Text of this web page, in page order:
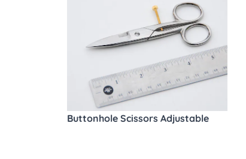
Buttonhole Scissors Adjustable